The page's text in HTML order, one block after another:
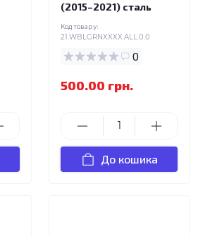
(2015–2021) сталь
Код товару:
21.WBLGRNXXXX.ALL.0.0
0
500.00 грн.
До кошика